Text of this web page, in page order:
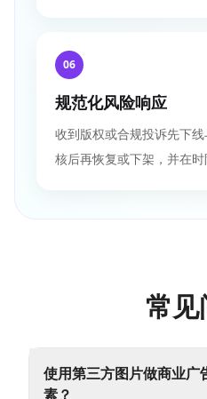
06
规范化风险响应
收到版权或合规投诉先下
核后再恢复或下架，并在时
常
使用第三方图片做商业广
素？